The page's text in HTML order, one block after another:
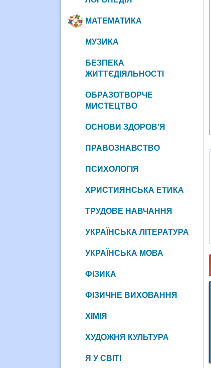
МАТЕМАТИКА
МУЗИКА
БЕЗПЕКА
ЖИТТЄДІЯЛЬНОСТІ
ОБРАЗОТВОРЧЕ
МИСТЕЦТВО
ОСНОВИ ЗДОРОВ’Я
ПРАВОЗНАВСТВО
ПСИХОЛОГІЯ
ХРИСТИЯНСЬКА ЕТИКА
ТРУДОВЕ НАВЧАННЯ
УКРАЇНСЬКА ЛІТЕРАТУРА
УКРАЇНСЬКА МОВА
ФІЗИКА
ФІЗИЧНЕ ВИХОВАННЯ
ХІМІЯ
ХУДОЖНЯ КУЛЬТУРА
Я У СВІТІ